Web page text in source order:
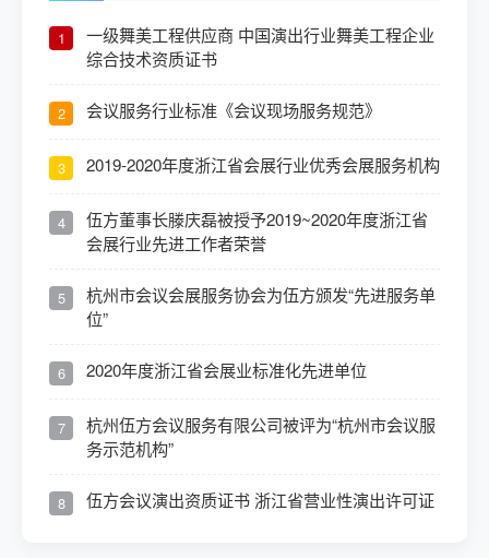
1
一级舞美工程供应商 中国演出行业舞美工程企业
综合技术资质证书
2 会议服务行业标准《会议现场服务规范》
3 2019-2020年度浙江省会展行业优秀会展服务机构
4
伍方董事长滕庆磊被授予2019~2020年度浙江省
会展行业先进工作者荣誉
5
杭州市会议会展服务协会为伍方颁发“先进服务单
位”
6 2020年度浙江省会展业标准化先进单位
7
杭州伍方会议服务有限公司被评为“杭州市会议服
务示范机构”
8 伍方会议演出资质证书 浙江省营业性演出许可证